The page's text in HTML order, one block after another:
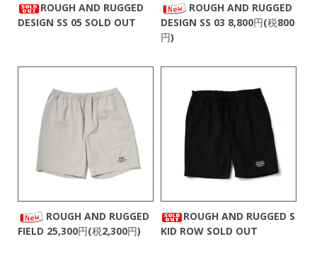
ROUGH AND RUGGED
DESIGN SS 05 SOLD OUT
ROUGH AND RUGGED
DESIGN SS 03 8,800円(税800
円)
ROUGH AND RUGGED
FIELD 25,300円(税2,300円)
ROUGH AND RUGGED S
KID ROWSOLD OUT